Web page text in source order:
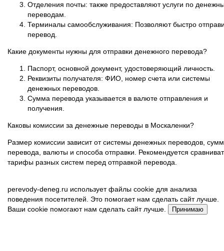
Отделения почты: также предоставляют услуги по
переводам.
Терминалы самообслуживания: Позволяют быстро
перевод.
Какие документы нужны для отправки денежного перевода?
Паспорт, основной документ, удостоверяющий личность.
Реквизиты получателя: ФИО, номер счета или системы
денежных переводов.
Сумма перевода указывается в валюте отправления и
получения.
Каковы комиссии за денежные переводы в Москаленки?
Размер комиссии зависит от системы денежных переводов,
перевода, валюты и способа отправки. Рекомендуется
тарифы разных систем перед отправкой перевода.
perevody-deneg.ru использует файлы cookie для анализа
поведения посетителей. Это помогает нам сделать сайт лучше.
Ваши cookie помогают нам сделать сайт лучше.
Принимаю